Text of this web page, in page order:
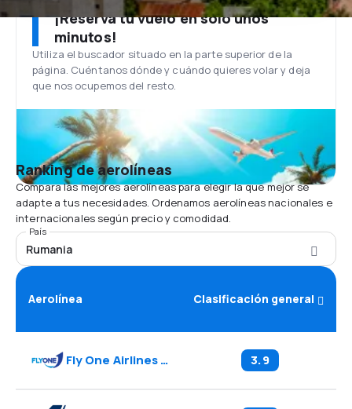
¡Reserva tu vuelo en solo unos
minutos!
Utiliza el buscador situado en la parte superior de la
página. Cuéntanos dónde y cuándo quieres volar y deja
que nos ocupemos del resto.
Ranking de aerolíneas
Compara las mejores aerolíneas para elegir la que mejor se
adapte a tus necesidades. Ordenamos aerolíneas nacionales e
internacionales según precio y comodidad.
País
Rumania
Aerolínea Clasificación general
Fly One Airlines OE 3.9